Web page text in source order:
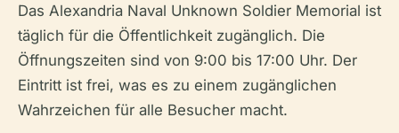
Das Alexandria Naval Unknown Soldier Memorial ist
täglich für die Öffentlichkeit zugänglich. Die
Öffnungszeiten sind von 9:00 bis 17:00 Uhr. Der
Eintritt ist frei, was es zu einem zugänglichen
Wahrzeichen für alle Besucher macht.